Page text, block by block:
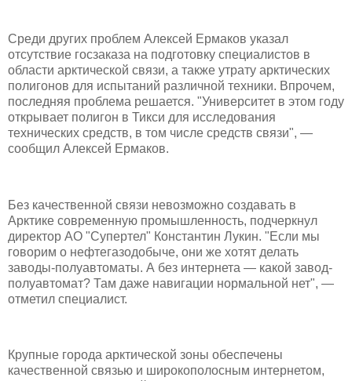
Среди других проблем Алексей Ермаков указал
отсутствие госзаказа на подготовку специалистов в
области арктической связи, а также утрату арктических
полигонов для испытаний различной техники. Впрочем,
последняя проблема решается. "Университет в этом году
открывает полигон в Тикси для исследования
технических средств, в том числе средств связи", —
сообщил Алексей Ермаков.
Без качественной связи невозможно создавать в
Арктике современную промышленность, подчеркнул
директор АО "Супертел" Константин Лукин. "Если мы
говорим о нефтегазодобыче, они же хотят делать
заводы-полуавтоматы. А без интернета — какой завод-
полуавтомат? Там даже навигации нормальной нет", —
отметил специалист.
Крупные города арктической зоны обеспечены
качественной связью и широкополосным интернетом,